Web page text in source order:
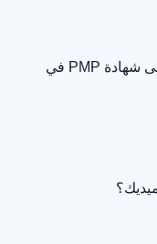
ما هو إدارة المشاريع المؤهلة للحصول على شهادة PMP في